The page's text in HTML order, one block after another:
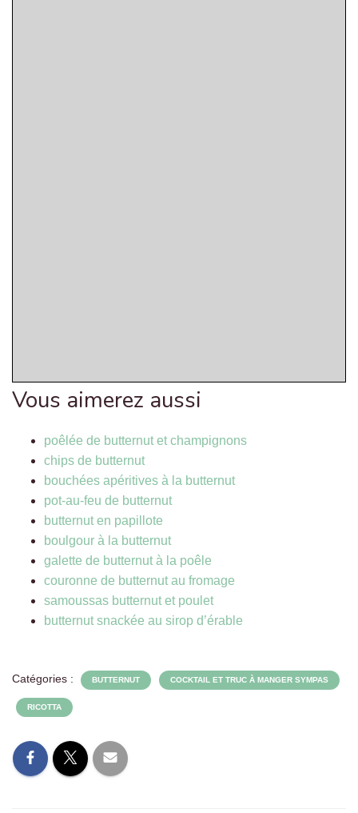
Vous aimerez aussi
poêlée de butternut et champignons
chips de butternut
bouchées apéritives à la butternut
pot-au-feu de butternut
butternut en papillote
boulgour à la butternut
galette de butternut à la poêle
couronne de butternut au fromage
samoussas butternut et poulet
butternut snackée au sirop d’érable
Catégories : BUTTERNUT COCKTAIL ET TRUC À MANGER SYMPAS
RICOTTA